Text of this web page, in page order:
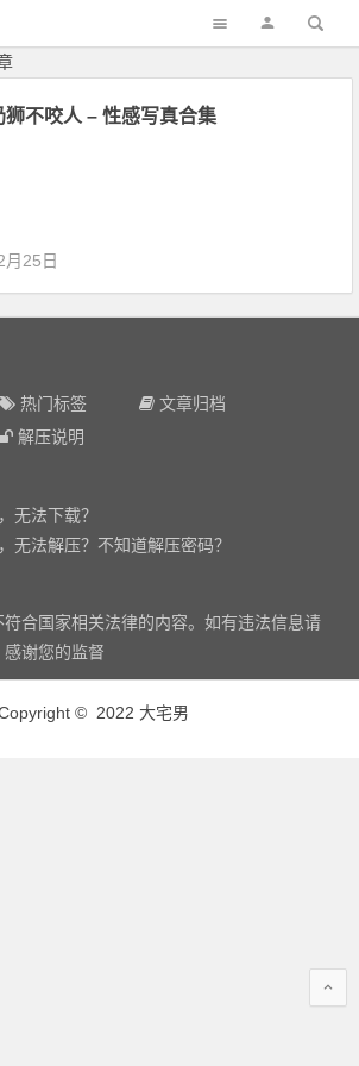
狮不咬人 – 性感写真合集
月25日
热门标签
文章归档
解压说明
无法下载？
无法解压？不知道解压密码？
合国家相关法律的内容。如有违法信息请
谢您的监督
© 2022 大宅男